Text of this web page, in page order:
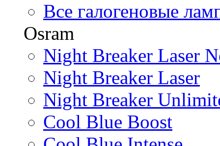
Все галогеновые
Osram
Night Breaker Laser
Night Breaker Laser
Night Breaker
Cool Blue Boost